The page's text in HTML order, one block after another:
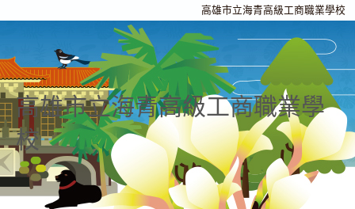
高雄市立海青高級工商職業學校
高雄市立海青高級工商職業學
校